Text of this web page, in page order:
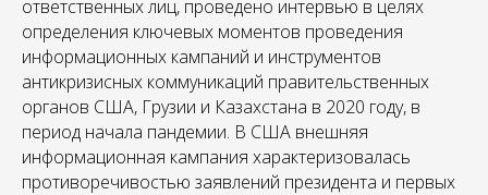
ответственных лиц, проведено интервью в целях
определения ключевых моментов проведения
информационных кампаний и инструментов
антикризисных коммуникаций правительственных
органов США, Грузии и Казахстана в 2020 году, в
период начала пандемии. В США внешняя
информационная кампания характеризовалась
противоречивостью заявлений президента и первых